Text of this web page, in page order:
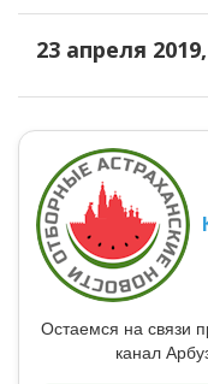
23 апреля
Остаемся на связи
канал